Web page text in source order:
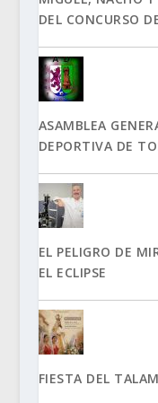
DEL CONCURSO
ASAMBLEA
DEPORTIVA DE
EL PELIGRO DE
EL ECLIPSE
FIESTA DEL